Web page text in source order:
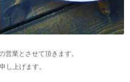
営業とさせて頂きます。
し上げます。